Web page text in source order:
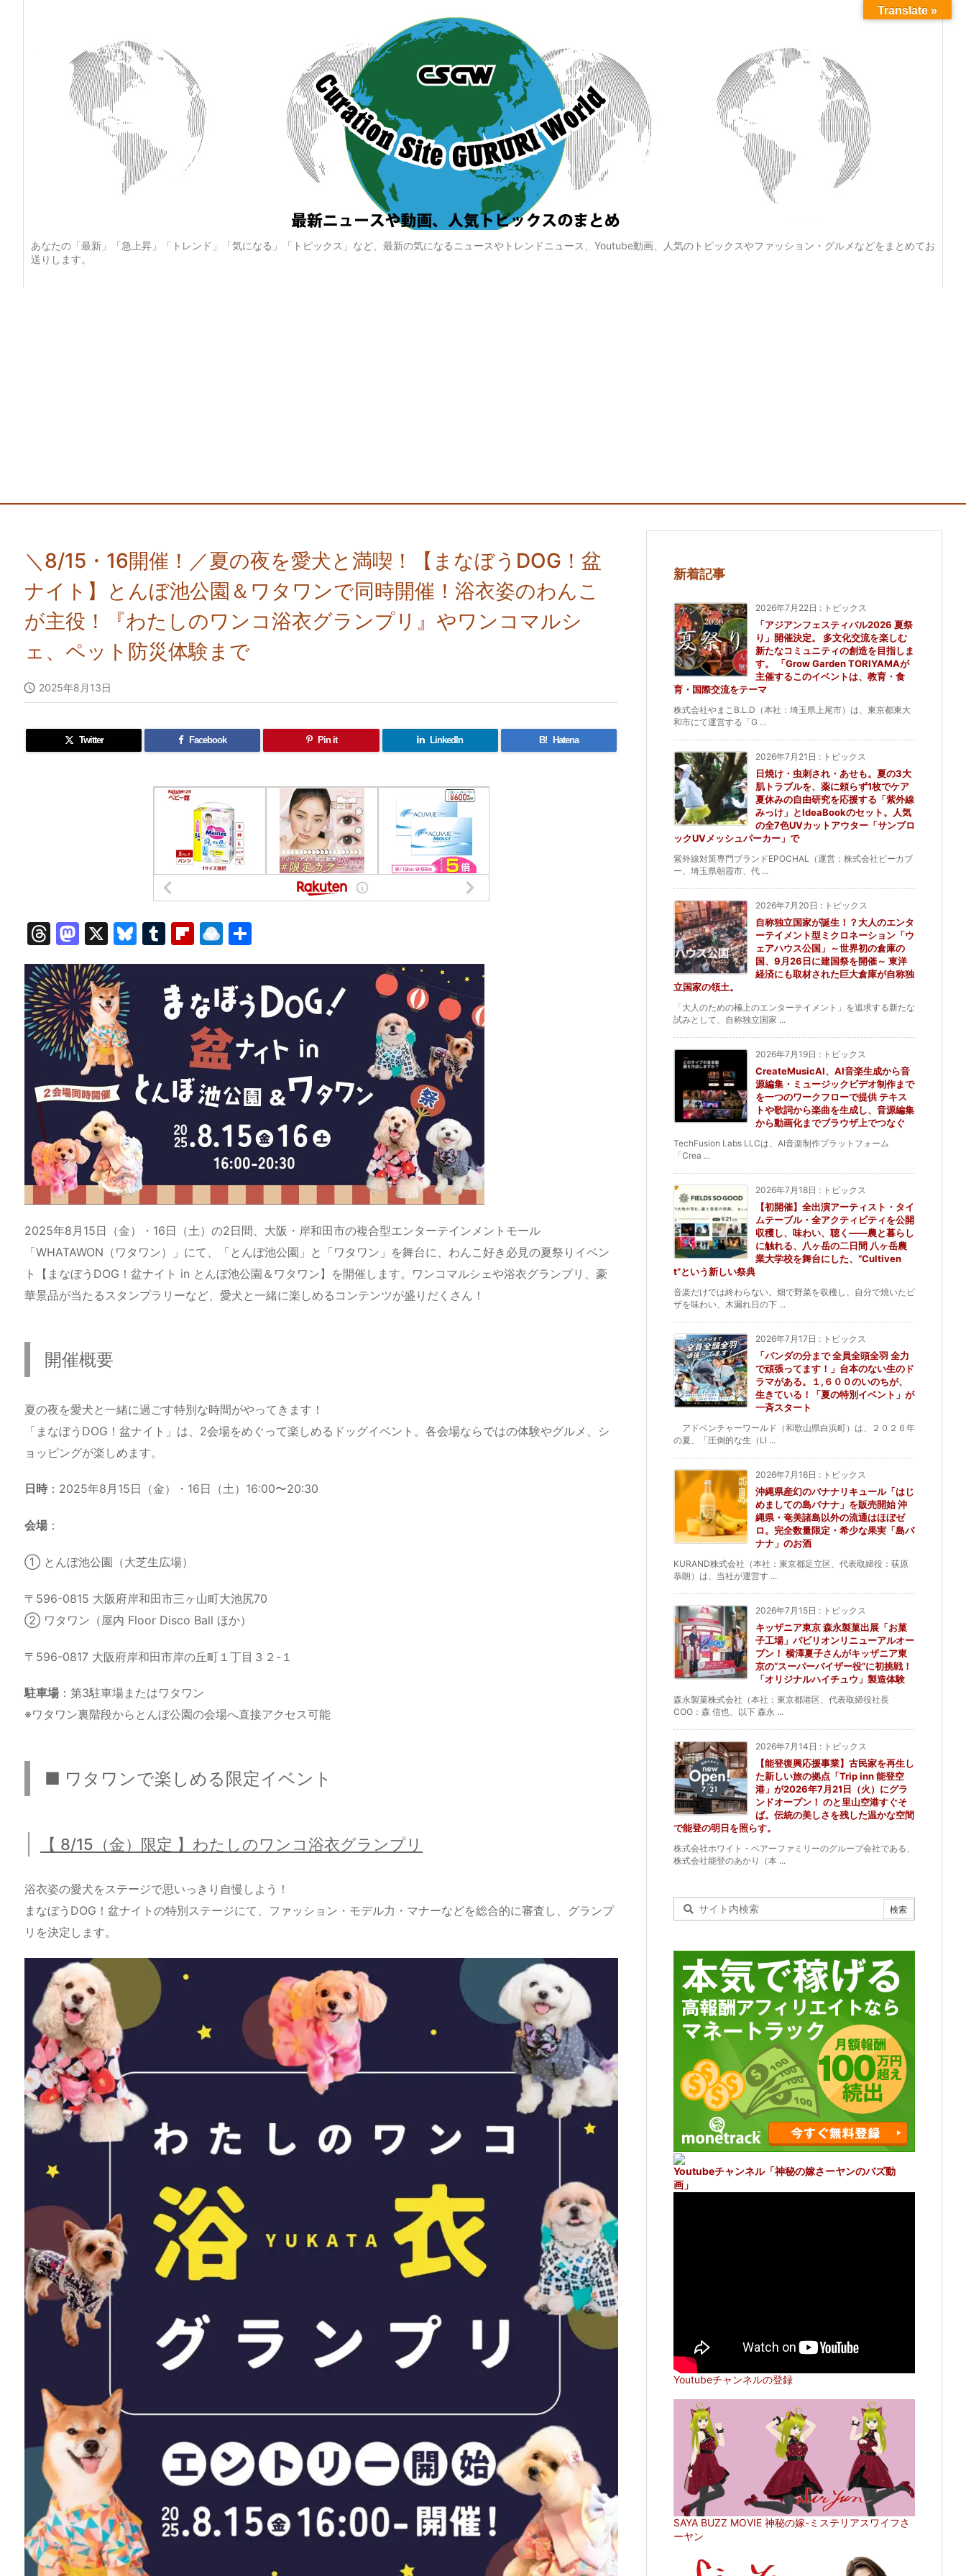
あなたの「最新」「急上昇」「トレンド」「気になる」「トピックス」など、最新の気になるニュースやトレンドニュース、Youtube動画、人気のトピックスやファッション・グルメなどをまとめてお
送りします。
＼8/15・16開催！／夏の夜を愛犬と満喫！【まなぼうDOG！盆
ナイト】とんぼ池公園＆ワタワンで同時開催！浴衣姿のわんこ
が主役！『わたしのワンコ浴衣グランプリ』やワンコマルシ
ェ、ペット防災体験まで
 2025年8月13日
Twitter Facebook Pin it LinkedIn B! Hatena
T
hr
e
a
d
s
M
a
st
o
d
o
n
X
Bl
u
T
u
m
bl
r
Fl
ip
o
ar
d
R
ai
n
dr
o
p.
io
有
2025年8月15日（金）・16日（土）の2日間、大阪・岸和田市の複合型エンターテインメントモール
「WHATAWON（ワタワン）」にて、「とんぼ池公園」と「ワタワン」を舞台に、わんこ好き必見の夏祭りイベン
ト【まなぼうDOG！盆ナイト in とんぼ池公園＆ワタワン】を開催します。ワンコマルシェや浴衣グランプリ、豪
華景品が当たるスタンプラリーなど、愛犬と一緒に楽しめるコンテンツが盛りだくさん！
開催概要
夏の夜を愛犬と一緒に過ごす特別な時間がやってきます！
「まなぼうDOG！盆ナイト」は、2会場をめぐって楽しめるドッグイベント。各会場ならではの体験やグルメ、シ
ョッピングが楽しめます。
日時：2025年8月15日（金）・16日（土）16:00〜20:30
会場 ：
① とんぼ池公園（大芝生広場）
〒596-0815 大阪府岸和田市三ヶ山町大池尻70
② ワタワン（屋内 Floor Disco Ball ほか）
〒596-0817 大阪府岸和田市岸の丘町１丁目３２-１
駐車場 ：第3駐車場またはワタワン
※ワタワン裏階段からとんぼ公園の会場へ直接アクセス可能
■ ワタワンで楽しめる限定イベント
【 8/15（金）限定 】わたしのワンコ浴衣グランプリ
浴衣姿の愛犬をステージで思いっきり自慢しよう！
まなぼうDOG！盆ナイトの特別ステージにて、ファッション・モデル力・マナーなどを総合的に審査し、グランプ
リを決定します。
新着記事
2026年7月22日 : トピックス
「アジアンフェスティバル2026 夏祭
り」開催決定。 多文化交流を楽しむ
新たなコミュニティの創造を目指しま
す。 「Grow Garden TORIYAMAが
主催するこのイベントは、教育・食
育・国際交流をテーマ
株式会社やまこB.L.D（本社：埼玉県上尾市）は、東京都東大
和市にて運営する「G ...
2026年7月21日 : トピックス
日焼け・虫刺され・あせも。夏の3大
肌トラブルを、薬に頼らず1枚でケア
夏休みの自由研究を応援する「紫外線
みっけ」とIdeaBookのセット。人気
の全7色UVカットアウター「サンブロ
ックUVメッシュパーカー」で
紫外線対策専門ブランドEPOCHAL（運営：株式会社ピーカブ
ー、埼玉県朝霞市、代 ...
2026年7月20日 : トピックス
自称独立国家が誕生！？大人のエンタ
ーテイメント型ミクロネーション「ウ
ェアハウス公国」～世界初の倉庫の
国、9月26日に建国祭を開催～ 東洋
経済にも取材された巨大倉庫が自称独
立国家の領土。
「大人のための極上のエンターテイメント」を追求する新たな
試みとして、自称独立国家 ...
2026年7月19日 : トピックス
CreateMusicAI、AI音楽生成から音
源編集・ミュージックビデオ制作まで
を一つのワークフローで提供 テキス
トや歌詞から楽曲を生成し、音源編集
から動画化までブラウザ上でつなぐ
TechFusion Labs LLCは、AI音楽制作プラットフォーム
「Crea ...
2026年7月18日 : トピックス
【初開催】全出演アーティスト・タイ
ムテーブル・全アクティビティを公開
収穫し、味わい、聴く——農と暮らし
に触れる、八ヶ岳の二日間 八ヶ岳農
業大学校を舞台にした、“Cultiven
t”という新しい祭典
音楽だけでは終わらない。畑で野菜を収穫し、自分で焼いたピ
ザを味わい、木漏れ日の下 ...
2026年7月17日 : トピックス
「パンダの分まで 全員全頭全羽 全力
で頑張ってます！」台本のない生のド
ラマがある。１,６００のいのちが、
生きている！「夏の特別イベント」が
一斉スタート
アドベンチャーワールド（和歌山県白浜町）は、２０２６年
の夏、「圧倒的な生（LI ...
2026年7月16日 : トピックス
沖縄県産幻のバナナリキュール「はじ
めましての島バナナ」を販売開始 沖
縄県・奄美諸島以外の流通はほぼゼ
ロ。完全数量限定・希少な果実「島バ
ナナ」のお酒
KURAND株式会社（本社：東京都足立区、代表取締役：荻原
恭朗）は、当社が運営す ...
2026年7月15日 : トピックス
キッザニア東京 森永製菓出展「お菓
子工場」パビリオンリニューアルオー
プン！ 横澤夏子さんがキッザニア東
京の“スーパーバイザー役”に初挑戦！
「オリジナルハイチュウ」製造体験
森永製菓株式会社（本社：東京都港区、代表取締役社長
COO：森 信也、以下 森永 ...
2026年7月14日 : トピックス
【能登復興応援事業】古民家を再生し
た新しい旅の拠点「Trip inn 能登空
港」が2026年7月21日（火）にグラ
ンドオープン！ のと里山空港すぐそ
ば。伝統の美しさを残した温かな空間
で能登の明日を照らす。
株式会社ホワイト・ベアーファミリーのグループ会社である、
株式会社能登のあかり（本 ...
Youtubeチャンネル「神秘の嫁さーヤンのバズ動
画」
Youtubeチャンネルの登録
SAYA BUZZ MOVIE 神秘の嫁-ミステリアスワイフさ
ーヤン
Translate »